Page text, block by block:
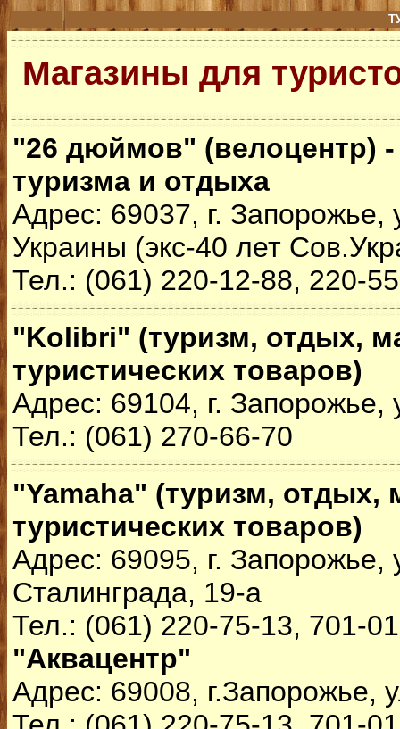
Магазины для
"26 дюймов" (велоцентр)
туризма и отдыха
Адрес: 69037, г. Запорожье,
Украины (экс-40 лет
Тел.: (061) 220-12-88, 220-
"Kolibri" (туризм, отдых,
туристических товаров)
Адрес: 69104, г. Запорожье,
Тел.: (061) 270-66-70
"Yamaha" (туризм, отдых,
туристических товаров)
Адрес: 69095, г. Запорожье,
Сталинграда, 19-а
Тел.: (061) 220-75-13, 701-
"Аквацентр"
Адрес: 69008, г.Запорожье,